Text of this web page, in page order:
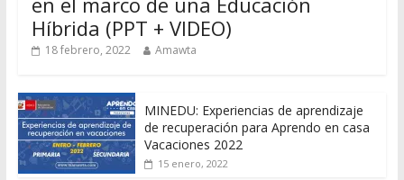
Híbrida (PPT + VIDEO)
18 febrero, 2022 Amawta
MINEDU: Experiencias de aprendizaje
de recuperación para Aprendo en casa
Vacaciones 2022
15 enero, 2022